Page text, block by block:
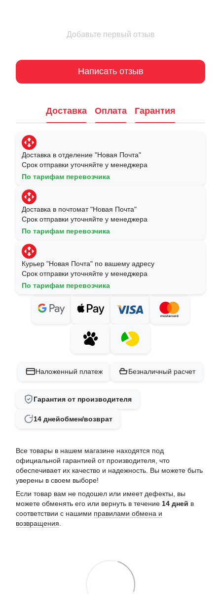
Добавьте первый отзыв
Написать отзыв
Доставка Оплата Гарантия
Доставка в отделение "Новая Почта"
Срок отправки уточняйте у менеджера
По тарифам перевозчика
Доставка в почтомат "Новая Почта"
Срок отправки уточняйте у менеджера
По тарифам перевозчика
Курьер "Новая Почта" по вашему адресу
Срок отправки уточняйте у менеджера
По тарифам перевозчика
Наложенный платеж Безналичный расчет
Гарантия от производителя
14 днейобмен/возврат
Все товары в нашем магазине находятся под
официальной гарантией от производителя, что
обеспечивает их качество и надежность. Вы можете быть
уверены в своем выборе!
Если товар вам не подошел или имеет дефекты, вы
можете обменять его или вернуть в течение 14 дней в
соответствии с нашими правилами обмена и
возвращения